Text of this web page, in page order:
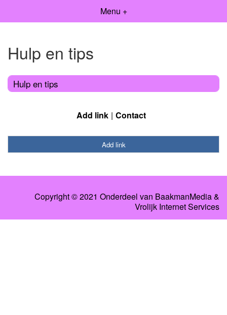
Menu +
Hulp en tips
Hulp en tips
Add link Contact
Add link
Copyright © 2021 Onderdeel van BaakmanMedia&
Vrolijk Internet Services